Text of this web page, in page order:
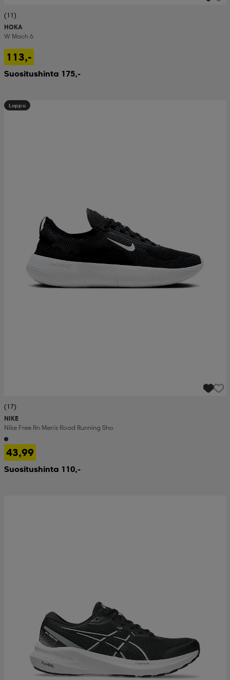
(11)
HOKA
W Mach 6
113,-
Suositushinta 175,-
Loppu
(17)
NIKE
Nike Free Rn Men's Road Running Sho
43,99
Suositushinta 110,-